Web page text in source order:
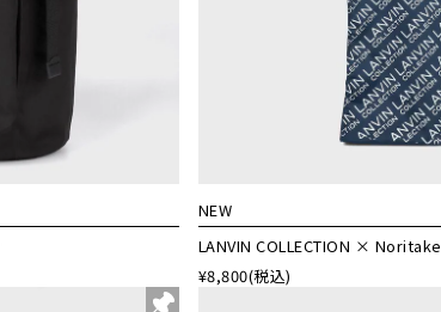
NEW
LANVIN COLLECTION ×
¥8,800(税込)